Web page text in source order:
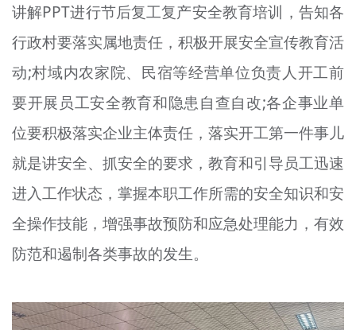
讲解PPT进行节后复工复产安全教育培训，告知各
行政村要落实属地责任，积极开展安全宣传教育活
动;村域内农家院、民宿等经营单位负责人开工前
要开展员工安全教育和隐患自查自改;各企事业单
位要积极落实企业主体责任，落实开工第一件事儿
就是讲安全、抓安全的要求，教育和引导员工迅速
进入工作状态，掌握本职工作所需的安全知识和安
全操作技能，增强事故预防和应急处理能力，有效
防范和遏制各类事故的发生。